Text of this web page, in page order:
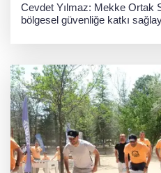
Cevdet Yılmaz: Mekke Ortak
bölgesel güvenliğe katkı